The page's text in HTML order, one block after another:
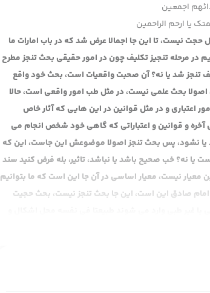
اجمعین
یا ارحم الراحمین
نیست، تا این جا اجمالا عرض شد که در باب امارات ما
در مرحله تنجیز تکلیف چون در امور حقیقی بحث تنجز مطرح
تنجز شد یا نه؟ آن صحبت واقعیات است، بحث خود واقع
بحث علمی نیست، در مثل طب امور واقعی است، حالا
و در مثل قوانین در این هایی که آثار خاص
آخره و قوانین و اعتباراتی که گاهی خود شخص انجام می
یا نشود، پس بحث تنجز اصولا موضوعش این جاست، این که
نه؟ خب صحیح باشد یا نباشد، تاثیر، بله فرض کنید سند
معیار نیست، معیار اساسی در آن جا این است که ما بتوانیم
امام صادق این است، این جا بحث تنجز نیست، بحث حجیت